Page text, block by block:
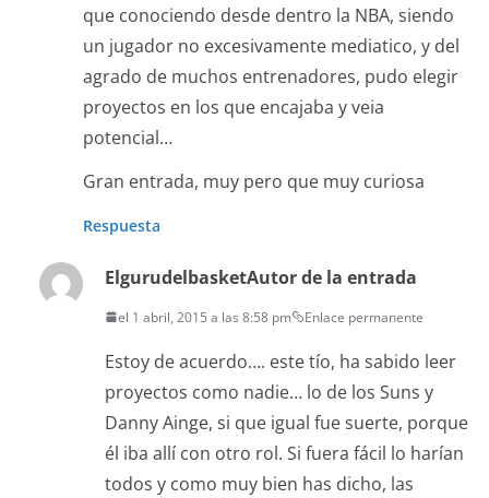
que conociendo desde dentro la NBA, siendo
un jugador no excesivamente mediatico, y del
agrado de muchos entrenadores, pudo elegir
proyectos en los que encajaba y veia
potencial…
Gran entrada, muy pero que muy curiosa
Respuesta
ElgurudelbasketAutor de la entrada
el 1 abril, 2015 a las 8:58 pm Enlace permanente
Estoy de acuerdo…. este tío, ha sabido leer
proyectos como nadie… lo de los Suns y
Danny Ainge, si que igual fue suerte, porque
él iba allí con otro rol. Si fuera fácil lo harían
todos y como muy bien has dicho, las